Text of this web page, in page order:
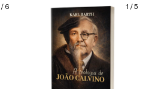
/ 6 1 /5